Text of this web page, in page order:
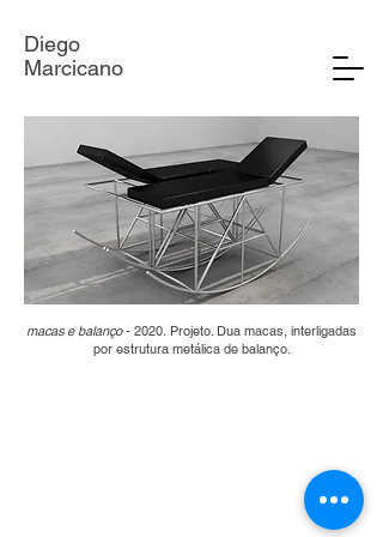
Diego
Marcicano
macas e balanço- 2020. Projeto. Dua macas, interligadas
por estrutura metálica de balanço.